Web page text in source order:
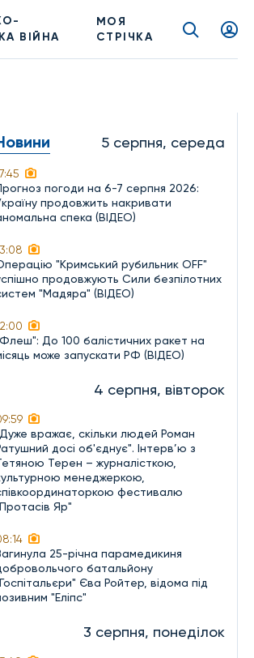
ВІЙНА
МОЯ
СТРІЧКА
5 серпня, середа
погоди на 6-7 серпня 2026:
продовжить накривати
спека (ВІДЕО)
"Кримський рубильник OFF"
продовжують Сили безпілотних
"Мадяра" (ВІДЕО)
До 100 балістичних ракет на
може запускати РФ (ВІДЕО)
4 серпня, вівторок
вражає, скільки людей Роман
досі об'єднує". Інтерв’ю з
Терен – журналісткою,
менеджеркою,
фестивалю
Яр"
25-річна парамедикиня
батальйону
Єва Ройтер, відома під
"Еліпс"
3 серпня, понеділок